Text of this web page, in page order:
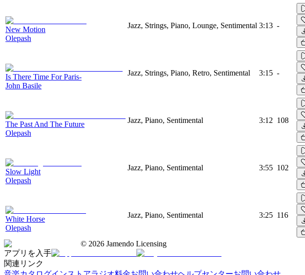
New Motion
Olepash
Jazz, Strings, Piano, Lounge, Sentimental 3:13 -
Is There Time For Paris-
John Basile
Jazz, Strings, Piano, Retro, Sentimental 3:15 -
The Past And The Future
Olepash
Jazz, Piano, Sentimental 3:12 108
Slow Light
Olepash
Jazz, Piano, Sentimental 3:55 102
White Horse
Olepash
Jazz, Piano, Sentimental 3:25 116
© 2026 Jamendo Licensing
アプリを入手
関連リンク